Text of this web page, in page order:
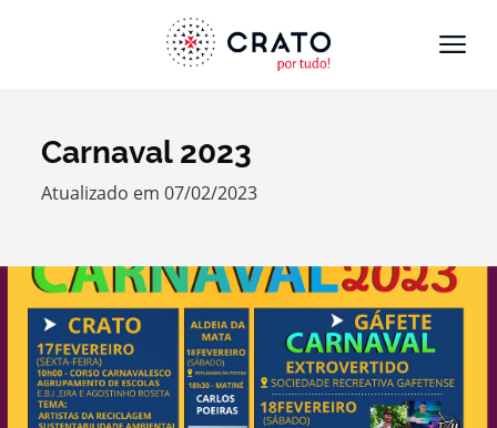
Termo de Pesquisa
Categorias gerais
Carnaval 2023
Atualizado em 07/02/2023